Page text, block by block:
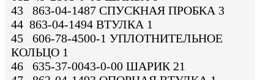
43 863-04-1487 СПУСКНАЯ ПРОБКА 3
44 863-04-1494 ВТУЛКА 1
45 606-78-4500-1 УПЛОТНИТЕЛЬНОЕ
КОЛЬЦО 1
46 635-37-0043-0-00 ШАРИК 21